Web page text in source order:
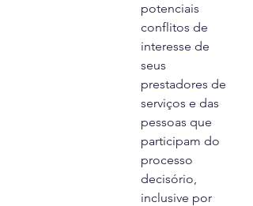
potenciais
conflitos de
interesse de
seus
prestadores de
serviços e das
pessoas que
participam do
processo
decisório,
inclusive por